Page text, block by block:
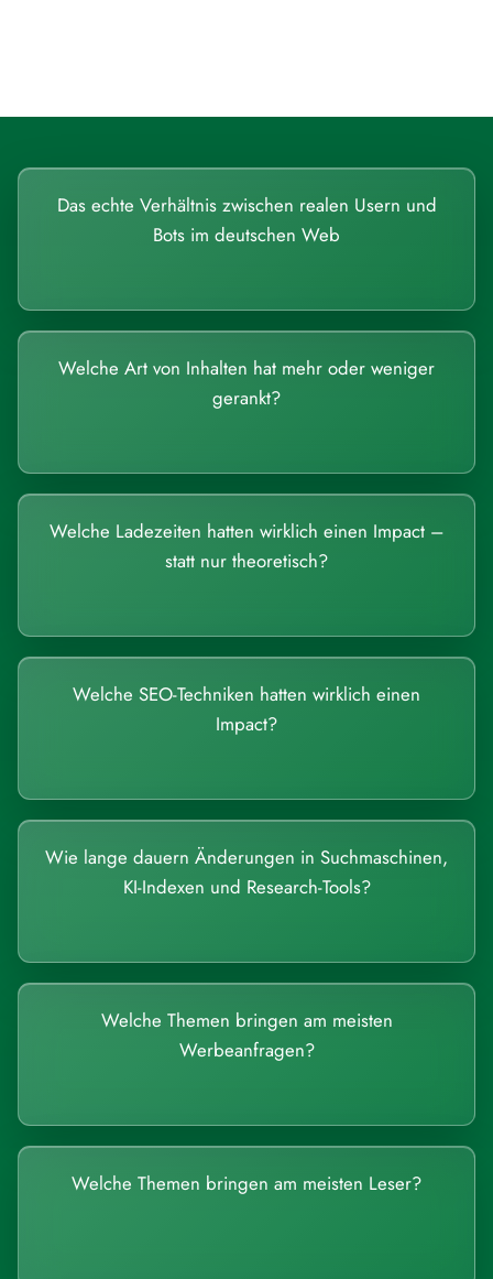
Das echte Verhältnis zwischen realen Usern und
Bots im deutschen Web
Welche Art von Inhalten hat mehr oder weniger
gerankt?
Welche Ladezeiten hatten wirklich einen Impact –
statt nur theoretisch?
Welche SEO-Techniken hatten wirklich einen
Impact?
Wie lange dauern Änderungen in Suchmaschinen,
KI-Indexen und Research-Tools?
Welche Themen bringen am meisten
Werbeanfragen?
Welche Themen bringen am meisten Leser?